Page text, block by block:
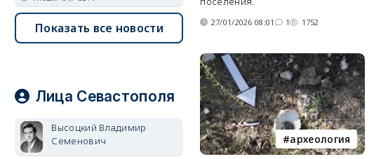
27/01/2026 08:01 1 1752
археология
Показать все новости
Лица Севастополя
Высоцкий Владимир
Семенович